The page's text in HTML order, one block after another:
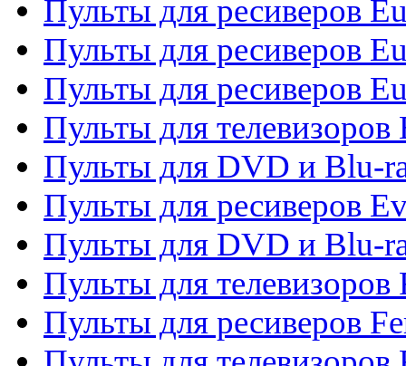
Пульты для ресиверов
Пульты для ресиверов
Пульты для ресиверов
Пульты для телевизоров
Пульты для DVD и Blu-
Пульты для ресиверов
Пульты для DVD и Blu-
Пульты для телевизоров
Пульты для ресиверов